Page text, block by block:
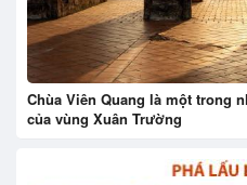
Chùa Viên Quang là một trong
của vùng Xuân Trường